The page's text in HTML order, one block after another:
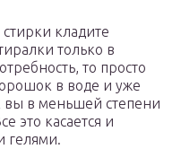
кладите
только в
то просто
в воде и уже
вы в меньшей степени
это касается и
гелями.